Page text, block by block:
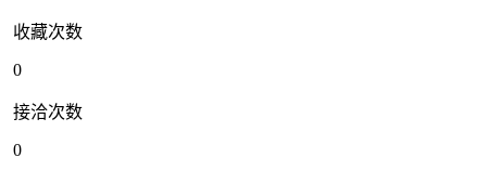
收藏次数
0
接洽次数
0